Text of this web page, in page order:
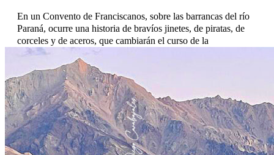
En un Convento de Franciscanos, sobre las barrancas del río
Paraná, ocurre una historia de bravíos jinetes, de piratas, de
corceles y de aceros, que cambiarán el curso de la